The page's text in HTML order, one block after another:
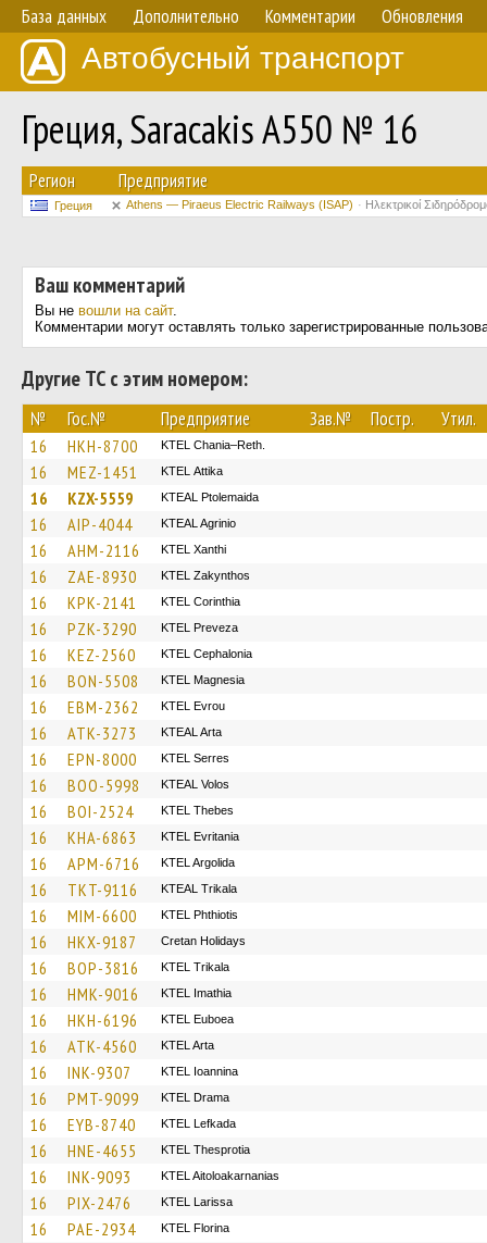
База данных Дополнительно Комментарии Обновления
Автобусный транспорт
Греция, Saracakis A550 № 16
Регион Предприятие
Греция Athens — Piraeus Electric Railways (ISAP) Ηλεκτρικοί
Ваш комментарий
Вы не вошли на сайт.
Комментарии могут оставлять только зарегистрированные
Другие ТС с этим номером:
№ Гос.№ Предприятие Зав.№ Постр. Утил.
16 HKH-8700 KTEL Chania–Reth.
16 MEZ-1451 KΤΕL Αttika
16 KZX-5559 KTEAL Ptolemaida
16 AIP-4044 KTEAL Agrinio
16 AHM-2116 KTEL Xanthi
16 ZAE-8930 KTEL Zakynthos
16 KPK-2141 KTEL Corinthia
16 PZK-3290 KTEL Preveza
16 KEZ-2560 KTEL Cephalonia
16 BON-5508 ΚΤΕL Magnesia
16 EBM-2362 KTEL Evrou
16 ATK-3273 KTEAL Arta
16 EPN-8000 KTEL Serres
16 BOO-5998 KTEAL Volos
16 BOI-2524 KTEL Thebes
16 KHA-6863 ΚΤΕL Evritania
16 APM-6716 KTEL Argolida
16 TKT-9116 KTEAL Trikala
16 MIM-6600 ΚΤΕL Phthiotis
16 HKX-9187 Cretan Holidays
16 BOP-3816 ΚΤΕL Τrikala
16 HMK-9016 KTEL Imathia
16 HKH-6196 ΚΤΕL Euboea
16 ATK-4560 KTEL Arta
16 INK-9307 KTEL Ioannina
16 PMT-9099 KTEL Drama
16 EYB-8740 KTEL Lefkada
16 HNE-4655 KTEL Thesprotia
16 INK-9093 KTEL Aitoloakarnanias
16 PIX-2476 KTEL Larissa
16 PAE-2934 KTEL Florina